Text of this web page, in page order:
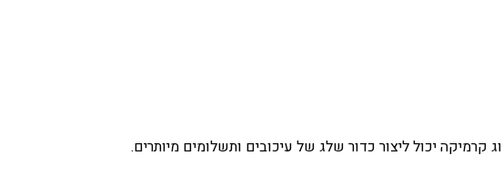
יכול ליצור כדור שלג של עיכובים ותשלומים מיותרים.